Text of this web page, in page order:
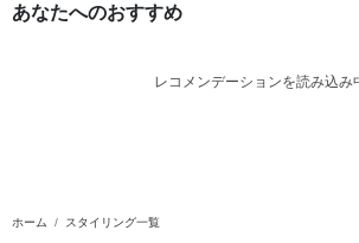
あなたへのおすすめ
レコメンデーションを読み込み
ホーム スタイリング一覧